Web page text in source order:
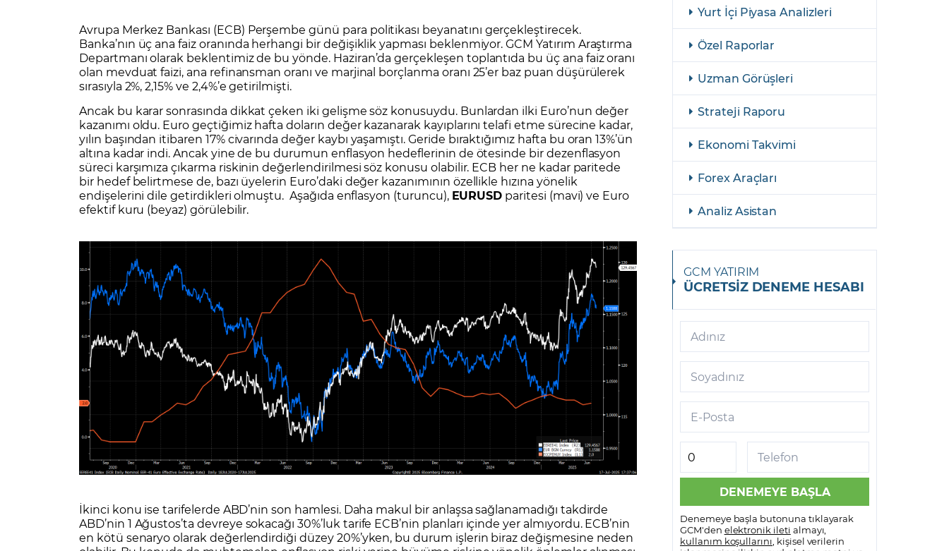
Yasal Bildirimler
Borsa Nedir Model Portföy Sorularla Borsa Borsa İşlem Koşulları Canlı Fiyat
GCM Trader Eğitim Videoları GCM MT4 Eğitim Videoları GCM MT5 Eğitim Videoları GCM Borsa Trader Eğitim Videoları
Sorularla Borsa Finans Sözlüğü Eğitim Kitapları Finansal Okur Yazarlık
Yurt Dışı Bilanço Takvimi Yurt İçi Bilanço Takvimi Ekonomik Takvim Analiz Asistan
Yasal Bildirimler Para Güvenliği ve Transferi Sıkça Sorulan Sorular Site Haritası
Avrupa Merkez Bankası (ECB) Perşembe günü para politikası beyanatını gerçekleştirecek.
Banka’nın üç ana faiz oranında herhangi bir değişiklik yapması beklenmiyor. GCM Yatırım Araştırma
Departmanı olarak beklentimiz de bu yönde. Haziran’da gerçekleşen toplantıda bu üç ana faiz oranı
olan mevduat faizi, ana refinansman oranı ve marjinal borçlanma oranı 25’er baz puan düşürülerek
sırasıyla 2%, 2,15% ve 2,4%’e getirilmişti.
Ancak bu karar sonrasında dikkat çeken iki gelişme söz konusuydu. Bunlardan ilki Euro’nun değer
kazanımı oldu. Euro geçtiğimiz hafta doların değer kazanarak kayıplarını telafi etme sürecine kadar,
yılın başından itibaren 17% civarında değer kaybı yaşamıştı. Geride bıraktığımız hafta bu oran 13%’ün
altına kadar indi. Ancak yine de bu durumun enflasyon hedeflerinin de ötesinde bir dezenflasyon
süreci karşımıza çıkarma riskinin değerlendirilmesi söz konusu olabilir. ECB her ne kadar paritede
bir hedef belirtmese de, bazı üyelerin Euro’daki değer kazanımının özellikle hızına yönelik
endişelerini dile getirdikleri olmuştu. Aşağıda enflasyon (turuncu), EURUSD paritesi (mavi) ve Euro
efektif kuru (beyaz) görülebilir.
İkinci konu ise tarifelerde ABD’nin son hamlesi. Daha makul bir anlaşsa sağlanamadığı takdirde
ABD’nin 1 Ağustos’ta devreye sokacağı 30%’luk tarife ECB’nin planları içinde yer almıyordu. ECB’nin
en kötü senaryo olarak değerlendirdiği düzey 20%’yken, bu durum işlerin biraz değişmesine neden
Yurt İçi Piyasa Analizleri
Özel Raporlar
Uzman Görüşleri
Strateji Raporu
Ekonomi Takvimi
Forex Araçları
Analiz Asistan
GCM YATIRIM
ÜCRETSİZ DENEME HESABI
Adınız
Soyadınız
E-Posta
Telefon
Denemeye başla butonuna tıklayarak
GCM'den elektronik ileti almayı,
kullanım koşullarını , kişisel verilerin